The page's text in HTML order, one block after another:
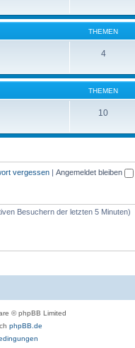
THEMEN
4
THEMEN
10
vergessen | Angemeldet bleiben
Besuchern der letzten 5 Minuten)
© phpBB Limited
phpBB.de